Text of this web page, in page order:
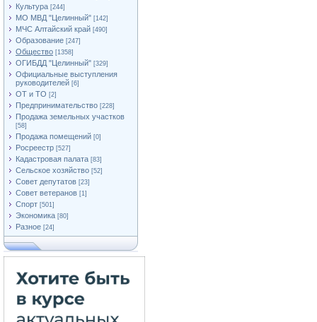
Культура [244]
МО МВД "Целинный" [142]
МЧС Алтайский край [490]
Образование [247]
Общество [1358]
ОГИБДД "Целинный" [329]
Официальные выступления
руководителей [6]
ОТ и ТО [2]
Предпринимательство [228]
Продажа земельных участков
[58]
Продажа помещений [0]
Росреестр [527]
Кадастровая палата [83]
Сельское хозяйство [52]
Совет депутатов [23]
Совет ветеранов [1]
Спорт [501]
Экономика [80]
Разное [24]